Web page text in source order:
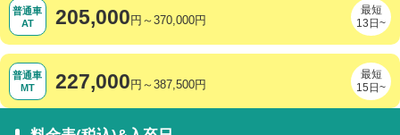
普通車
AT
205,000 円～370,000円
最短
13日~
普通車
MT
227,000円～387,500円
最短
15日~